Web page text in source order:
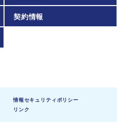
契約情報
情報セキュリティポリシー
リンク